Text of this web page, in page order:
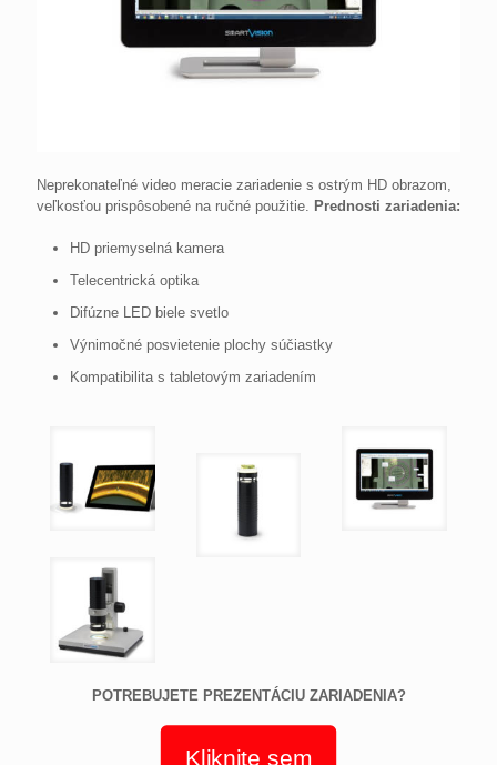
Neprekonateľné video meracie zariadenie s ostrým HD obrazom,
veľkosťou prispôsobené na ručné použitie. Prednosti zariadenia:
HD priemyselná kamera
Telecentrická optika
Difúzne LED biele svetlo
Výnimočné posvietenie plochy súčiastky
Kompatibilita s tabletovým zariadením
POTREBUJETE PREZENTÁCIU ZARIADENIA?
Kliknite sem